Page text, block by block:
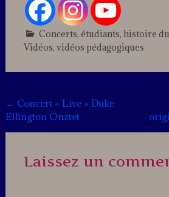
Concerts, étudiants, histoire
Vidéos, vidéos pédagogiques
a
Post
navigation
← Concert « Live » Duke
Ellington Onztet
Laissez un